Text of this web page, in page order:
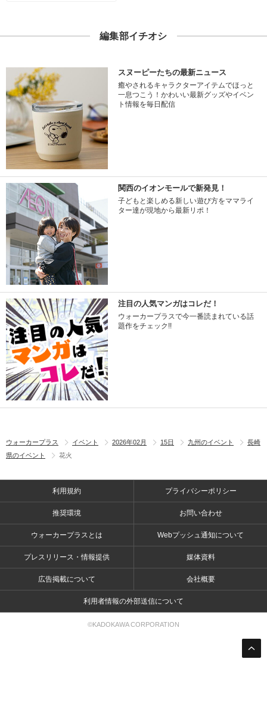
編集部イチオシ
スヌーピーたちの最新ニュース
癒やされるキャラクターアイテムでほっと
一息つこう！かわいい最新グッズやイベン
ト情報を毎日配信
関西のイオンモールで新発見！
子どもと楽しめる新しい遊び方をママライ
ター達が現地から最新リポ！
注目の人気マンガはコレだ！
ウォーカープラスで今一番読まれている話
題作をチェック!!
ウォーカープラス イベント 2026年02月 15日 九州のイベント
長崎
県のイベント
花火
利用規約 プライバシーポリシー
推奨環境 お問い合わせ
ウォーカープラスとは Webプッシュ通知について
プレスリリース・情報提供 媒体資料
広告掲載について 会社概要
利用者情報の外部送信について
©KADOKAWA CORPORATION